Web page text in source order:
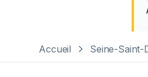
Accueil Seine-Saint-